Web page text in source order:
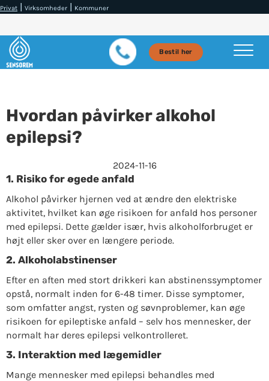
Privat | Virksomheder | Kommuner
Bestil her
Hvordan påvirker alkohol
epilepsi?
2024-11-16
1. Risiko for øgede anfald
Alkohol påvirker hjernen ved at ændre den elektriske
aktivitet, hvilket kan øge risikoen for anfald hos personer
med epilepsi. Dette gælder især, hvis alkoholforbruget er
højt eller sker over en længere periode.
2. Alkoholabstinenser
Efter en aften med stort drikkeri kan abstinenssymptomer
opstå, normalt inden for 6-48 timer. Disse symptomer,
som omfatter angst, rysten og søvnproblemer, kan øge
risikoen for epileptiske anfald – selv hos mennesker, der
normalt har deres epilepsi velkontrolleret.
3. Interaktion med lægemidler
Mange mennesker med epilepsi behandles med